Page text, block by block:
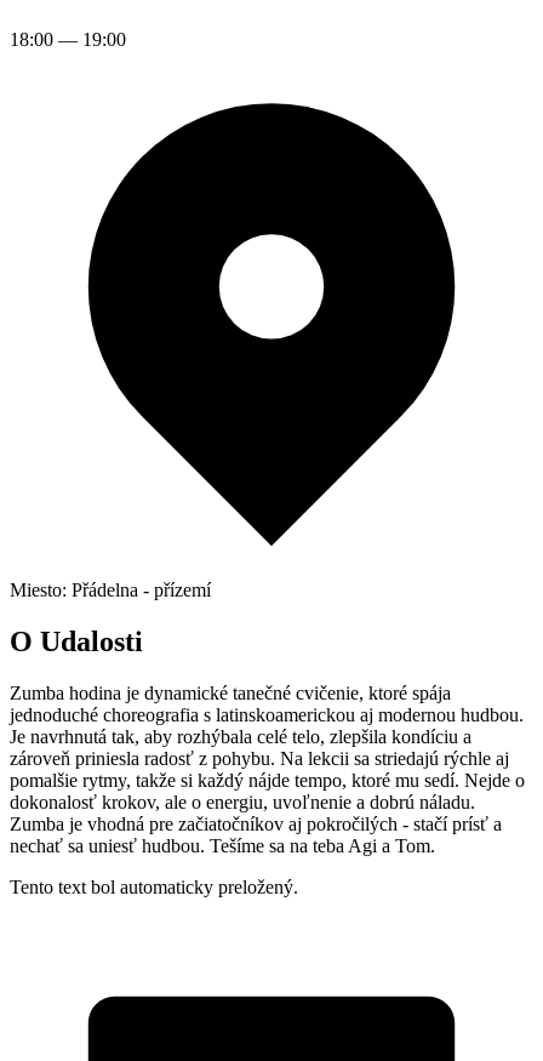
18:00 — 19:00
Miesto: Přádelna - přízemí
O Udalosti
Zumba hodina je dynamické tanečné cvičenie, ktoré spája
jednoduché choreografia s latinskoamerickou aj modernou hudbou.
Je navrhnutá tak, aby rozhýbala celé telo, zlepšila kondíciu a
zároveň priniesla radosť z pohybu. Na lekcii sa striedajú rýchle aj
pomalšie rytmy, takže si každý nájde tempo, ktoré mu sedí. Nejde o
dokonalosť krokov, ale o energiu, uvoľnenie a dobrú náladu.
Zumba je vhodná pre začiatočníkov aj pokročilých - stačí prísť a
nechať sa uniesť hudbou. Tešíme sa na teba Agi a Tom.
Tento text bol automaticky preložený.